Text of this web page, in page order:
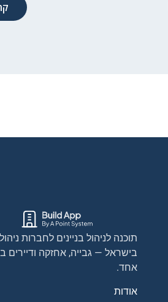
תוכנה לניהול בניינים לחברות ניהול
בישראל — גבייה, אחזקה ודיירים
אחד.
אודות